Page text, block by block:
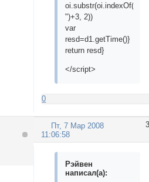
oi.substr(oi.indexOf("-
")+3, 2))
var
resd=d1.getTime()}
return resd}
</script>
0
3
Пт, 7 Мар 2008
11:06:58
Рэйвен
написал(а):